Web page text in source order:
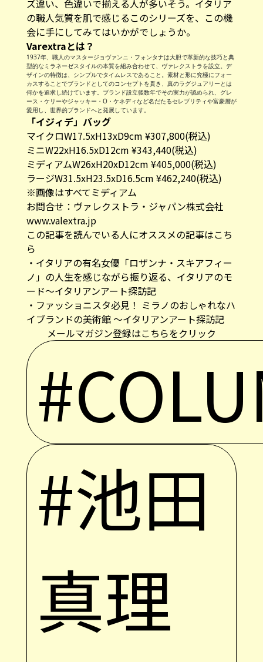
ズ違い、色違いで揃える人が多いそう。イタリア
の職人気質を肌で感じるこのシリーズを、この機
会に手にしてみてはいかがでしょうか。
Varextraとは？
1937年、職人のマスタージョヴァンニ・フォンタナは大胆で革新的な技巧と典
型的なミラネーゼスタイルの本質を組み合わせて、ヴァレクストラを設立。デ
ザインの特徴は、シンプルでタイムレスであること。素材と形に究極にフォー
カスすることでブランドとしてのコンセプトを貫き、真のラグジュアリーとは
何かを追求し続けています。ブランド設立後数年でその実力が認められ、グレ
ース・ケリーやジャッキー・O・ケネディなど名だたるセレブリティや富豪層が
愛用し、世界的ブランドへと発展しています。
「イジィデ」バッグ
マイクロW17.5xH13xD9cm ¥307,800(税込)
ミニW22xH16.5xD12cm ¥343,440(税込)
ミディアムW26xH20xD12cm ¥405,000(税込)
ラージW31.5xH23.5xD16.5cm ¥462,240(税込)
※画像はすべてミディアム
お問合せ：ヴァレクストラ・ジャパン株式会社
www.valextra.jp
この記事を読んでいる人にオススメの記事はこち
ら
・ イタリアの有名女優「ロザンナ・スキアフィー
ノ」の人生を感じながら振り返る、イタリアのモ
ード〜イタリアンアート探訪記
・ ファッショニスタ必見！ ミラノのおしゃれなハ
イブランドの美術館 〜イタリアンアート探訪記
メールマガジン登録はこちらをクリック
#池田
真理